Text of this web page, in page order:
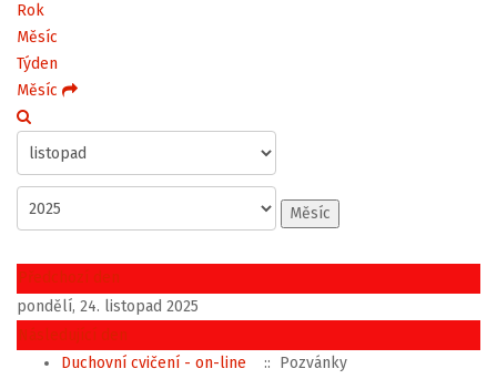
Rok
Měsíc
Týden
Měsíc
Měsíc
Předchozí den
pondělí, 24. listopad 2025
Následující den
Duchovní cvičení - on-line
:: Pozvánky